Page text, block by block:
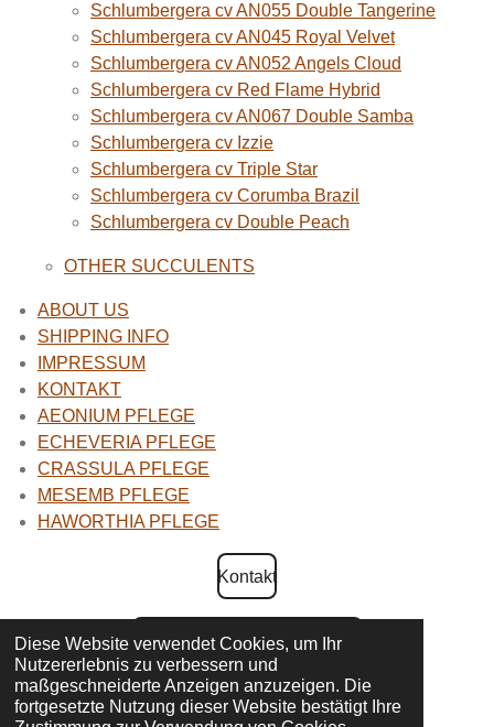
Diese Website verwendet Cookies, um Ihr
Nutzererlebnis zu verbessern und
maßgeschneiderte Anzeigen anzuzeigen. Die
fortgesetzte Nutzung dieser Website bestätigt Ihre
Schlumbergera cv AN055 Double Tangerine
Schlumbergera cv AN045 Royal Velvet
Schlumbergera cv AN052 Angels Cloud
Schlumbergera cv Red Flame Hybrid
Schlumbergera cv AN067 Double Samba
Schlumbergera cv Izzie
Schlumbergera cv Triple Star
Schlumbergera cv Corumba Brazil
Schlumbergera cv Double Peach
OTHER SUCCULENTS
ABOUT US
SHIPPING INFO
IMPRESSUM
KONTAKT
AEONIUM PFLEGE
ECHEVERIA PFLEGE
CRASSULA PFLEGE
MESEMB PFLEGE
HAWORTHIA PFLEGE
Kontakt
AGB und Widerrufsbelehrung